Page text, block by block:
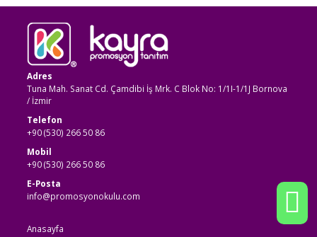
Adres
Tuna Mah. Sanat Cd. Çamdibi İş Mrk. C Blok No: 1/1I-1/1J Bornova
/ İzmir
Telefon
+90 (530) 266 50 86
Mobil
+90 (530) 266 50 86
E-Posta
info@promosyonokulu.com
Anasayfa